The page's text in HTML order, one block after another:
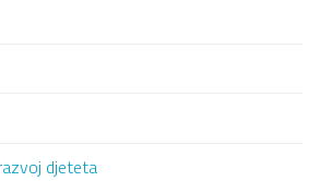
djeteta